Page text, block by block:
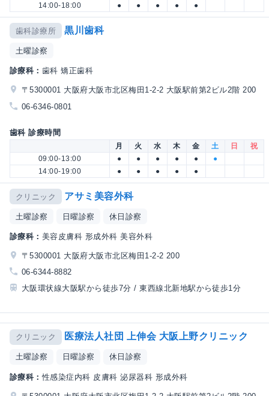
14:00-18:00
● ● ● ● ●
歯科診療所 黒川歯科
土曜診察
診療科： 歯科 矯正歯科
〒5300001 大阪府大阪市北区梅田1-2-2 大阪駅前第2ビル2階 200
06-6346-0801
歯科 診療時間
月 火 水 木 金 土 日
祝
09:00-13:00
● ● ● ● ●
●
14:00-19:00
● ● ● ● ●
クリニック アサミ美容外科
土曜診察 日曜診察 休日診察
診療科： 美容皮膚科 形成外科 美容外科
〒5300001 大阪府大阪市北区梅田1-2-2 200
06-6344-8882
大阪環状線大阪駅から徒歩7分 / 東西線北新地駅から徒歩1分
クリニック 医療法人社団 上伸会 大阪上野クリニック
土曜診察 日曜診察 休日診察
診療科：性感染症内科 皮膚科 泌尿器科 形成外科